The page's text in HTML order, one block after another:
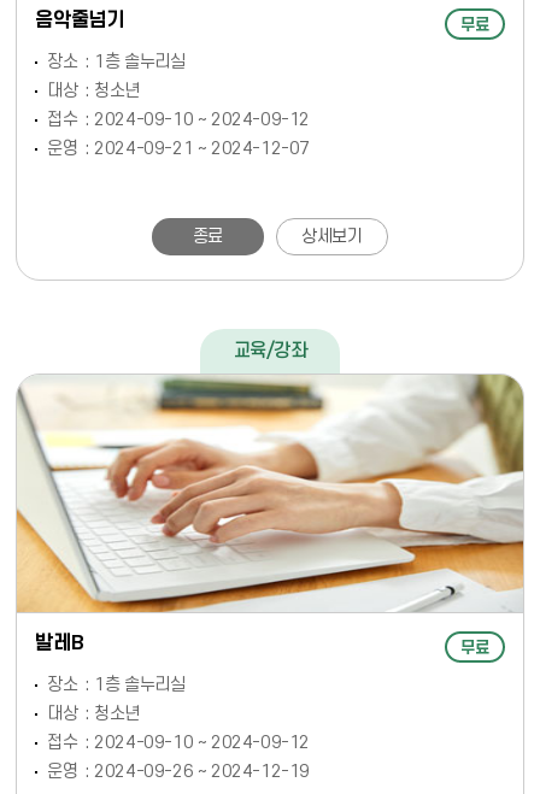
음악줄넘기 무료
장소
1층 솔누리실
대상
청소년
접수
2024-09-10 ~ 2024-09-12
운영
2024-09-21 ~ 2024-12-07
종료 상세보기
교육/강좌
발레B 무료
장소
1층 솔누리실
대상
청소년
접수
2024-09-10 ~ 2024-09-12
운영
2024-09-26 ~ 2024-12-19